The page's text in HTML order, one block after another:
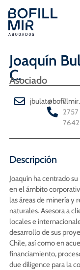
Joaquín
C.
Asociado
2
2757
7642
Descripción
Joaquín ha centrado
en el ámbito
las áreas de minería y
naturales. Asesora a
locales e
desarrollo de sus
Chile, así como en
financiamiento,
due diligence para la